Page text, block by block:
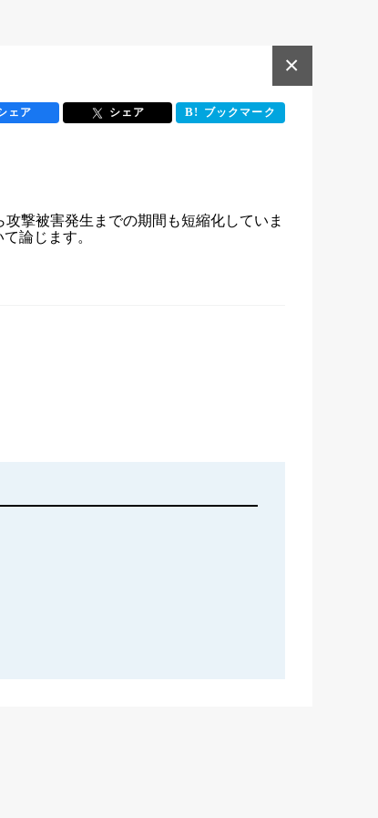
×
ェア シェア ブックマーク
撃被害発生までの期間も短縮化していま
論じます。